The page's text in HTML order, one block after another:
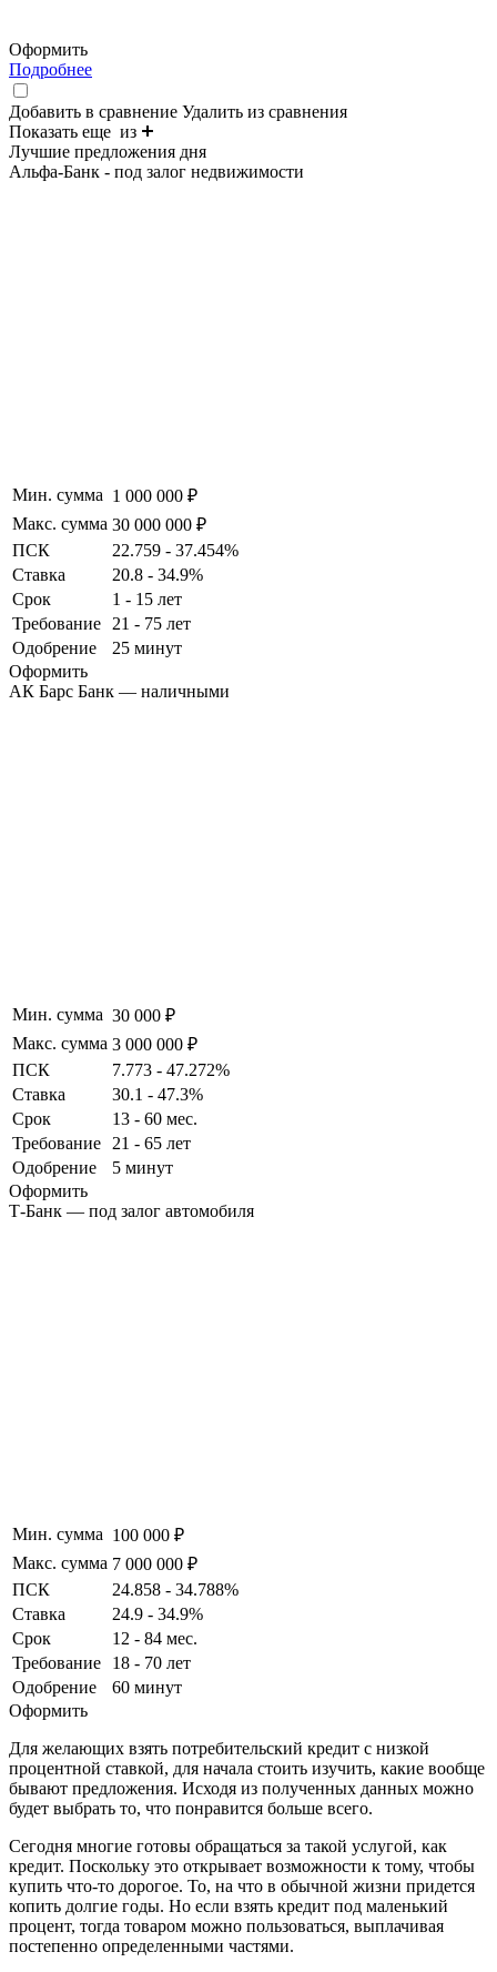
Оформить
Подробнее
Добавить в сравнение Удалить из сравнения
Показать еще из
Лучшие предложения дня
Альфа-Банк - под залог недвижимости
Мин. сумма 1 000 000 ₽
Макс. сумма 30 000 000 ₽
ПСК
22.759 - 37.454%
Ставка
20.8 - 34.9%
Срок
1 - 15 лет
Требование
21 - 75 лет
Одобрение
25 минут
Оформить
АК Барс Банк — наличными
Мин. сумма 30 000 ₽
Макс. сумма 3 000 000 ₽
ПСК
7.773 - 47.272%
Ставка
30.1 - 47.3%
Срок
13 - 60 мес.
Требование
21 - 65 лет
Одобрение
5 минут
Оформить
Т-Банк — под залог автомобиля
Мин. сумма 100 000 ₽
Макс. сумма 7 000 000 ₽
ПСК
24.858 - 34.788%
Ставка
24.9 - 34.9%
Срок
12 - 84 мес.
Требование
18 - 70 лет
Одобрение
60 минут
Оформить
Для желающих взять потребительский кредит с низкой
процентной ставкой, для начала стоить изучить, какие вообще
бывают предложения. Исходя из полученных данных можно
будет выбрать то, что понравится больше всего.
Сегодня многие готовы обращаться за такой услугой, как
кредит. Поскольку это открывает возможности к тому, чтобы
купить что-то дорогое. То, на что в обычной жизни придется
копить долгие годы. Но если взять кредит под маленький
процент, тогда товаром можно пользоваться, выплачивая
постепенно определенными частями.